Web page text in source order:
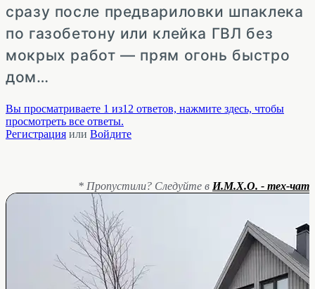
сразу после предвариловки шпаклека
по газобетону или клейка ГВЛ без
мокрых работ — прям огонь быстро
дом…
Вы просматриваете 1 из12 ответов, нажмите здесь, чтобы
просмотреть все ответы.
Регистрация или Войдите
* Пропустили? Следуйте в И.М.Х.О. - тех-чат